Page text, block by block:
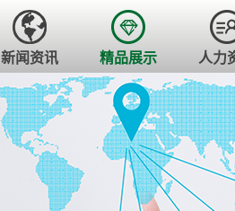
新闻资讯 精品展示 人力